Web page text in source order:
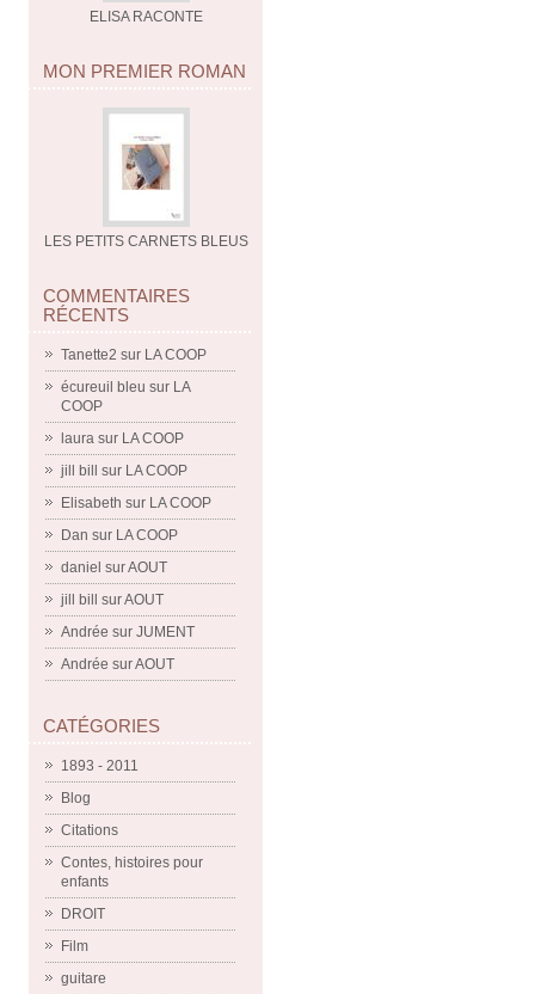
ELISA RACONTE
MON PREMIER ROMAN
LES PETITS CARNETS BLEUS
COMMENTAIRES
RÉCENTS
Tanette2 sur LA COOP
écureuil bleu sur LA
COOP
laura sur LA COOP
jill bill
sur LA COOP
Elisabeth sur LA COOP
Dan sur LA COOP
daniel surAOUT
jill bill
surAOUT
Andrée sur JUMENT
Andrée surAOUT
CATÉGORIES
1893 - 2011
Blog
Citations
Contes, histoires pour
enfants
DROIT
Film
guitare